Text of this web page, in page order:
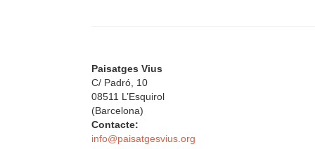
Paisatges Vius
C/ Padró, 10
08511 L’Esquirol
(Barcelona)
Contacte:
info@paisatgesvius.org